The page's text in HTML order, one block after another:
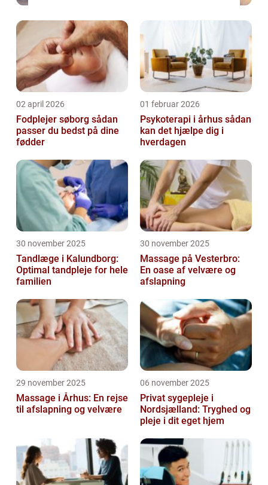
02 april 2026
Fodplejer søborg sådan
passer du bedst på dine
fødder
01 februar 2026
Psykoterapi i århus sådan
kan det hjælpe dig i
hverdagen
30 november 2025
Tandlæge i Kalundborg:
Optimal tandpleje for hele
familien
30 november 2025
Massage på Vesterbro:
En oase af velvære og
afslapning
29 november 2025
Massage i Århus: En rejse
til afslapning og velvære
06 november 2025
Privat sygepleje i
Nordsjælland: Tryghed og
pleje i dit eget hjem